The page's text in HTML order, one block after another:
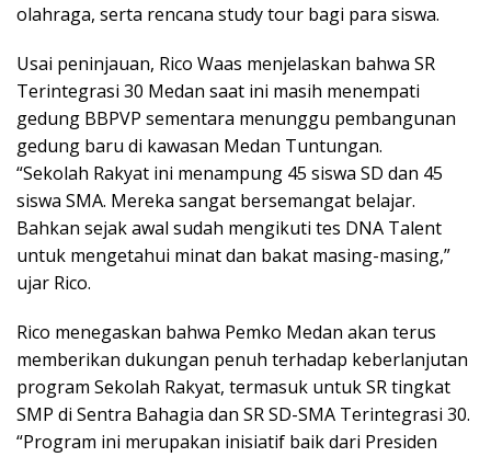
olahraga, serta rencana study tour bagi para siswa.
Usai peninjauan, Rico Waas menjelaskan bahwa SR
Terintegrasi 30 Medan saat ini masih menempati
gedung BBPVP sementara menunggu pembangunan
gedung baru di kawasan Medan Tuntungan.
“Sekolah Rakyat ini menampung 45 siswa SD dan 45
siswa SMA. Mereka sangat bersemangat belajar.
Bahkan sejak awal sudah mengikuti tes DNA Talent
untuk mengetahui minat dan bakat masing-masing,”
ujar Rico.
Rico menegaskan bahwa Pemko Medan akan terus
memberikan dukungan penuh terhadap keberlanjutan
program Sekolah Rakyat, termasuk untuk SR tingkat
SMP di Sentra Bahagia dan SR SD-SMA Terintegrasi 30.
“Program ini merupakan inisiatif baik dari Presiden